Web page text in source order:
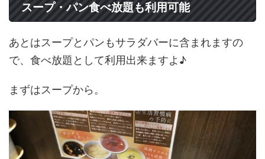
スープ・パン食べ放題も利用可能
あとはスープとパンもサラダバーに含まれますの
で、食べ放題として利用出来ますよ♪
まずはスープから。